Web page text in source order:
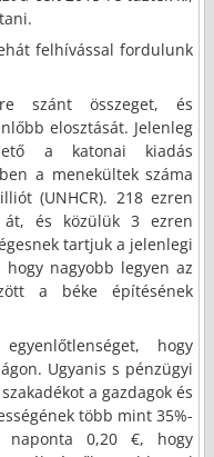
felhívással fordulunk
szánt összeget, és
elosztását. Jelenleg
a katonai kiadás
a menekültek száma
(UNHCR). 218 ezren
át, és közülük 3 ezren
tartjuk a jelenlegi
hogy nagyobb legyen az
a béke építésének
hogy
Ugyanis s pénzügyi
a gazdagok és
több mint 35%-
0,20 €, hogy